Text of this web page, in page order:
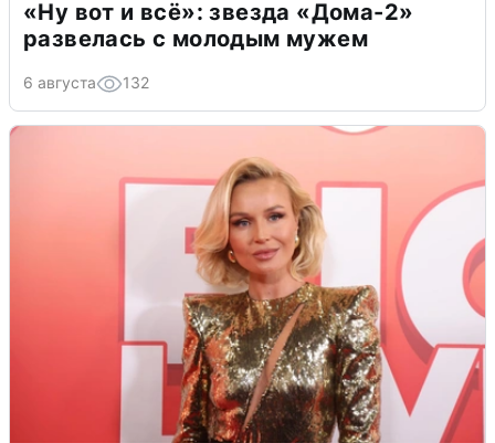
«Ну вот и всё»: звезда «Дома-2»
развелась с молодым мужем
6 августа 132